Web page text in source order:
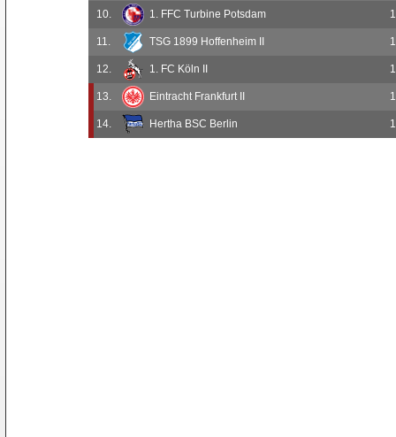
10. 1. FFC Turbine Potsdam 1
11. TSG 1899 Hoffenheim II 1
12. 1. FC Köln II 1
13. Eintracht Frankfurt II 1
14. Hertha BSC Berlin 1